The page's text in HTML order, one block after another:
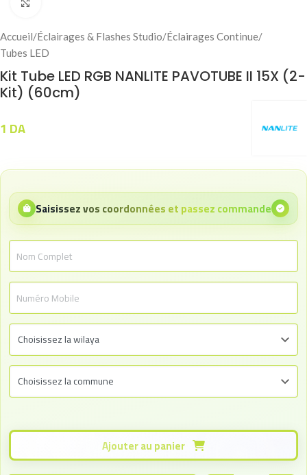
Accueil/Éclairages & Flashes Studio/Éclairages Continue/
Tubes LED
Kit Tube LED RGB NANLITE PAVOTUBE II 15X (2-
Kit) (60cm)
1 DA
Saisissez vos coordonnées et passez commande